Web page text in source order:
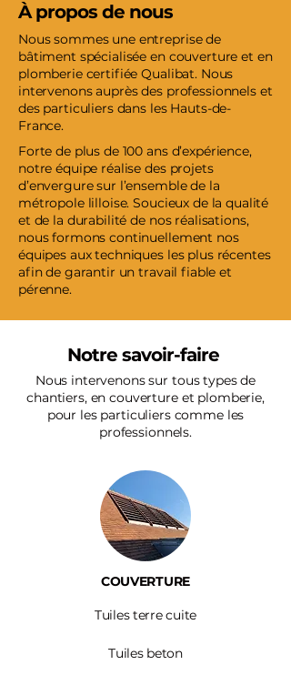
À propos de nous
Nous sommes une entreprise de
bâtiment spécialisée en couverture et en
plomberie certifiée Qualibat. Nous
intervenons auprès des professionnels et
des particuliers dans les Hauts-de-
France.
Forte de plus de 100 ans d’expérience,
notre équipe réalise des projets
d’envergure sur l’ensemble de la
métropole lilloise. Soucieux de la qualité
et de la durabilité de nos réalisations,
nous formons continuellement nos
équipes aux techniques les plus récentes
afin de garantir un travail fiable et
pérenne.
Notre savoir-faire
Nous intervenons sur tous types de
chantiers, en couverture et plomberie,
pour les particuliers comme les
professionnels.
COUVERTURE
Tuiles terre cuite
Tuiles beton